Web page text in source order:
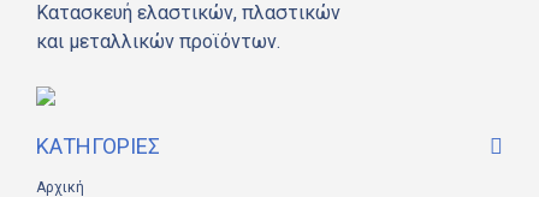
Κατασκευή ελαστικών, πλαστικών
και μεταλλικών προϊόντων.
ΚΑΤΗΓΟΡΊΕΣ
Αρχική